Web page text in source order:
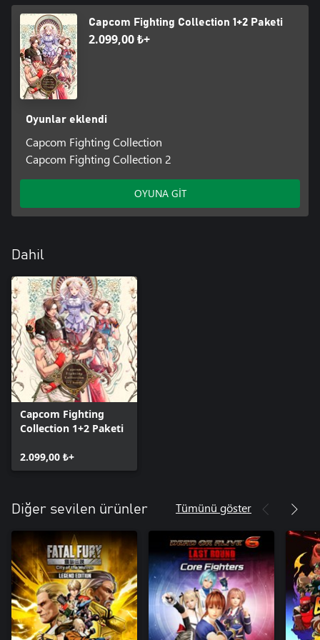
Capcom Fighting Collection 1+2 Paketi
2.099,00 ₺+
Oyunlar eklendi
Capcom Fighting Collection
Capcom Fighting Collection 2
OYUNA GİT
Dahil
Capcom Fighting
Collection 1+2 Paketi
2.099,00 ₺+
Diğer sevilen ürünler Tümünü göster